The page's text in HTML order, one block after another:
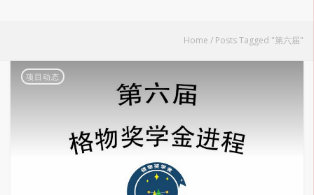
Home / Posts Tagged "第六届"
项目动态